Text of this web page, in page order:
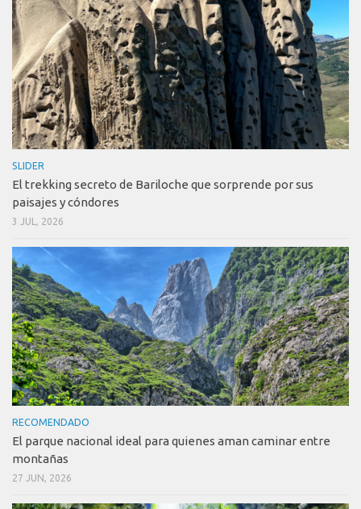
SLIDER
El trekking secreto de Bariloche que sorprende por sus
paisajes y cóndores
3 JUL, 2026
RECOMENDADO
El parque nacional ideal para quienes aman caminar entre
montañas
27 JUN, 2026